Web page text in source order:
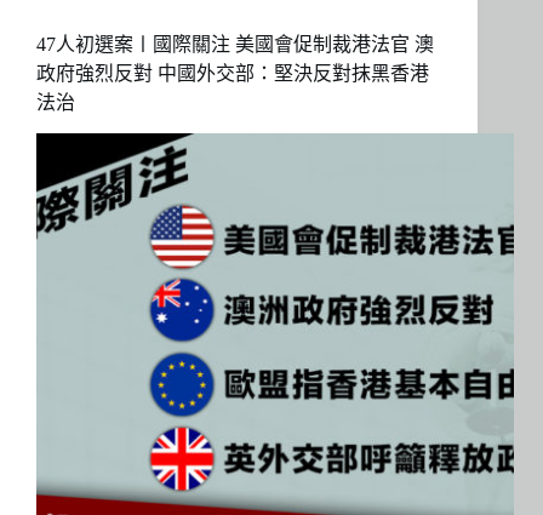
47人初選案〡國際關注 美國會促制裁港法官 澳
政府強烈反對 中國外交部：堅決反對抹黑香港
法治